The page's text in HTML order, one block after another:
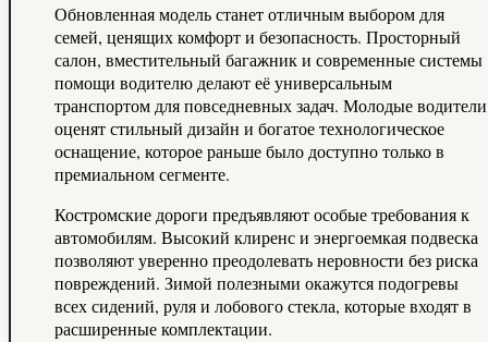
Обновленная модель станет отличным выбором для
семей, ценящих комфорт и безопасность. Просторный
салон, вместительный багажник и современные системы
помощи водителю делают её универсальным
транспортом для повседневных задач. Молодые водители
оценят стильный дизайн и богатое технологическое
оснащение, которое раньше было доступно только в
премиальном сегменте.
Костромские дороги предъявляют особые требования к
автомобилям. Высокий клиренс и энергоемкая подвеска
позволяют уверенно преодолевать неровности без риска
повреждений. Зимой полезными окажутся подогревы
всех сидений, руля и лобового стекла, которые входят в
расширенные комплектации.